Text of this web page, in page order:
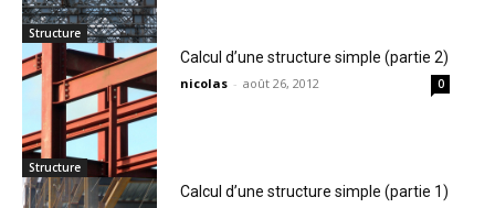
Structure
Structure
Calcul d’une structure simple (partie 2)
nicolas - août 26, 2012 0
Calcul d’une structure simple (partie 1)